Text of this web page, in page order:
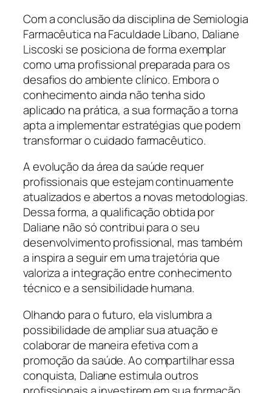
Com a conclusão da disciplina de Semiologia
Farmacêutica na Faculdade Líbano, Daliane
Liscoski se posiciona de forma exemplar
como uma profissional preparada para os
desafios do ambiente clínico. Embora o
conhecimento ainda não tenha sido
aplicado na prática, a sua formação a torna
apta a implementar estratégias que podem
transformar o cuidado farmacêutico.
A evolução da área da saúde requer
profissionais que estejam continuamente
atualizados e abertos a novas metodologias.
Dessa forma, a qualificação obtida por
Daliane não só contribui para o seu
desenvolvimento profissional, mas também
a inspira a seguir em uma trajetória que
valoriza a integração entre conhecimento
técnico e a sensibilidade humana.
Olhando para o futuro, ela vislumbra a
possibilidade de ampliar sua atuação e
colaborar de maneira efetiva com a
promoção da saúde. Ao compartilhar essa
conquista, Daliane estimula outros